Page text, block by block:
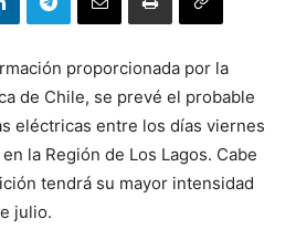
proporcionada por la
de Chile, se prevé el probable
eléctricas entre los días viernes
la Región de Los Lagos. Cabe
tendrá su mayor intensidad
julio.